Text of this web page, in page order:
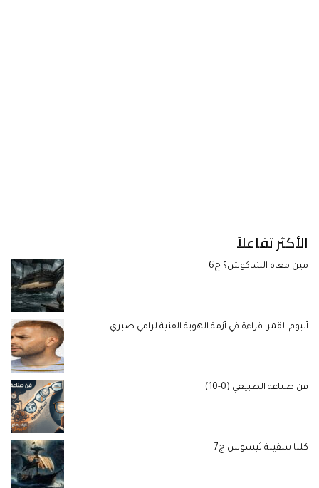
الأكثر تفاعلاً
مين معاه الشاكوش؟ ج6
ألبوم القمر: قراءة في أزمة الهوية الفنية لرامي صبري
فن صناعة الطبيعي (0-10)
كلنا سفينة ثيسوس ج7